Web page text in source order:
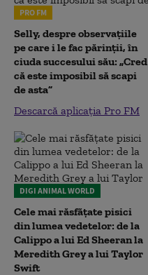
PRO FM
Selly, despre observațiile
pe care i le fac părinții, în
ciuda succesului său: „Cred
că este imposibil să scapi
de asta”
Descarcă aplicația Pro FM
DIGI ANIMAL WORLD
Cele mai răsfățate pisici
din lumea vedetelor: de la
Calippo a lui Ed Sheeran la
Meredith Grey a lui Taylor
Swift